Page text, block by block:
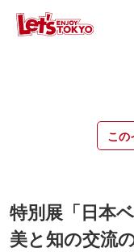
この
特別展「日本
美と知の交流